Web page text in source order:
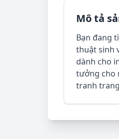
Mô tả
Bạn đang
thuật sinh
dành cho
tưởng cho
tranh